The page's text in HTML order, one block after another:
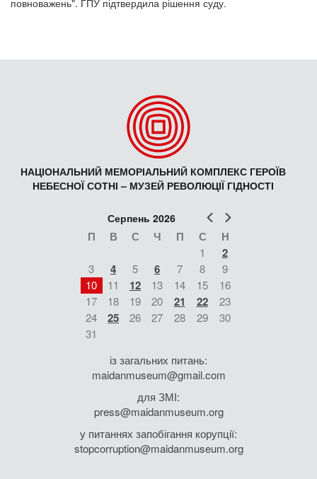
повноважень". ГПУ підтвердила рішення суду.
НАЦІОНАЛЬНИЙ МЕМОРІАЛЬНИЙ КОМПЛЕКС ГЕРОЇВ
НЕБЕСНОЇ СОТНІ – МУЗЕЙ РЕВОЛЮЦІЇ ГІДНОСТІ
Попер
Серпень 2026
П В С Ч П С Н
1 2
3 4 5 6 7 8
9
10
11 12 13 14 15
16
17
18 19 20 21 22
23
24
25 26 27 28 29
30
31
із загальних питань:
maidanmuseum@gmail.com
для ЗМІ:
press@maidanmuseum.org
у питаннях запобігання корупції:
stopcorruption@maidanmuseum.org